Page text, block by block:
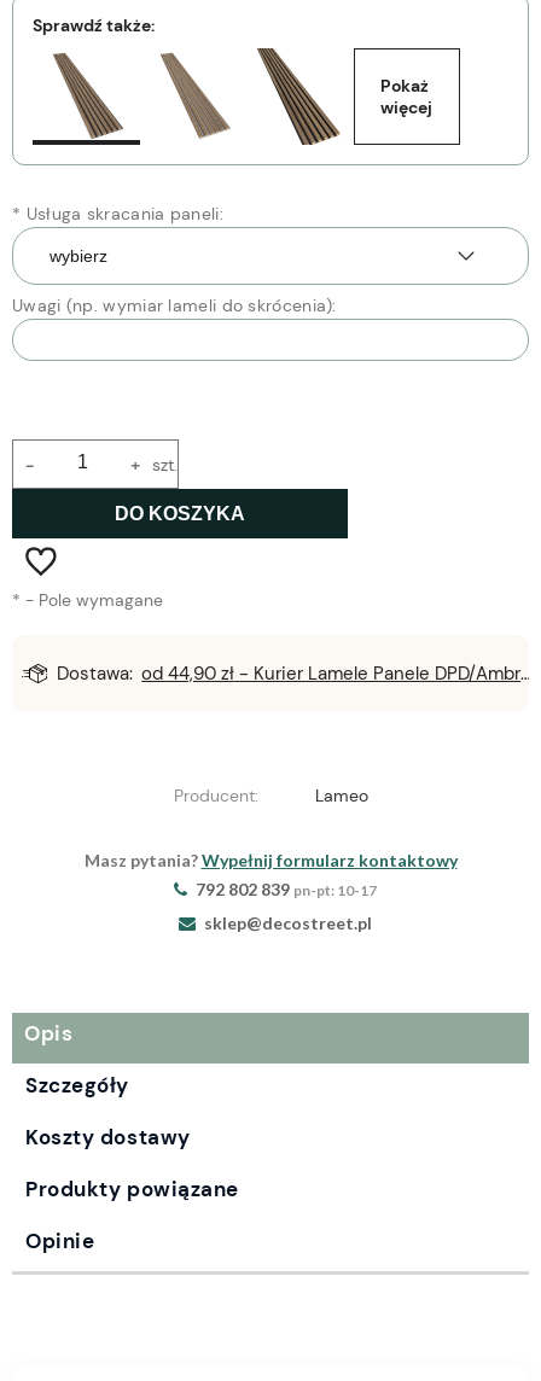
Sprawdź także:
Pokaż
więcej
* Usługa skracania paneli:
Uwagi (np. wymiar lameli do skrócenia):
+
- szt.
DO KOSZYKA
* - Pole wymagane
Dostawa: od 44,90 zł - Kurier Lamele Panele DPD/Ambro/NST
Producent: Lameo
Masz pytania?Wypełnij formularz kontaktowy
792 802 839 pn-pt: 10-17
sklep@decostreet.pl
Opis
Szczegóły
Koszty dostawy
Produkty powiązane
Opinie